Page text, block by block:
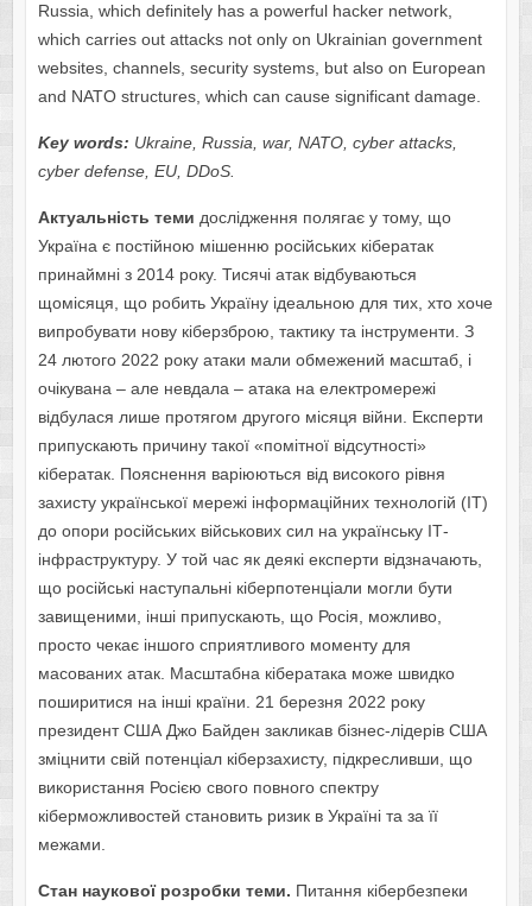
Russia, which definitely has a powerful hacker network,
which carries out attacks not only on Ukrainian government
websites, channels, security systems, but also on European
and NATO structures, which can cause significant damage.
Key words: Ukraine, Russia, war, NATO, cyber attacks,
cyber defense, EU, DDoS.
Актуальність теми дослідження полягає у тому, що
Україна є постійною мішенню російських кібератак
принаймні з 2014 року. Тисячі атак відбуваються
щомісяця, що робить Україну ідеальною для тих, хто хоче
випробувати нову кіберзброю, тактику та інструменти. З
24 лютого 2022 року атаки мали обмежений масштаб, і
очікувана – але невдала – атака на електромережі
відбулася лише протягом другого місяця війни. Експерти
припускають причину такої «помітної відсутності»
кібератак. Пояснення варіюються від високого рівня
захисту української мережі інформаційних технологій (ІТ)
до опори російських військових сил на українську ІТ-
інфраструктуру. У той час як деякі експерти відзначають,
що російські наступальні кіберпотенціали могли бути
завищеними, інші припускають, що Росія, можливо,
просто чекає іншого сприятливого моменту для
масованих атак. Масштабна кібератака може швидко
поширитися на інші країни. 21 березня 2022 року
президент США Джо Байден закликав бізнес-лідерів США
зміцнити свій потенціал кіберзахисту, підкресливши, що
використання Росією свого повного спектру
кіберможливостей становить ризик в Україні та за її
межами.
Стан наукової розробки теми. Питання кібербезпеки